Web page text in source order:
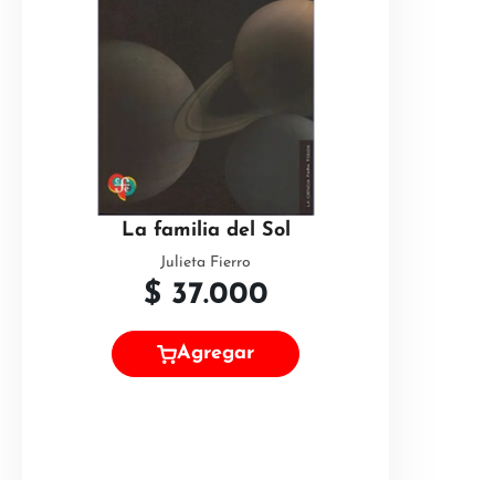
La familia del Sol
Julieta Fierro
$ 37.000
Agregar